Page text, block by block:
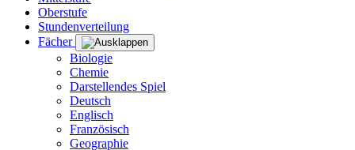
Oberstufe
Stundenverteilung
Fächer
Biologie
Chemie
Darstellendes Spiel
Deutsch
Englisch
Französisch
Geographie